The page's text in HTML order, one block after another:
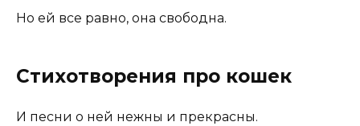
Но ей все равно, она свободна.
Стихотворения про кошек
И песни о ней нежны и прекрасны.